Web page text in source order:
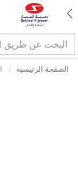
الصفحة الرئيسية